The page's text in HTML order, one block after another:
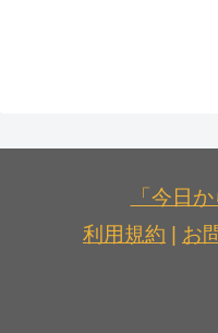
「今日
利用規約 | お